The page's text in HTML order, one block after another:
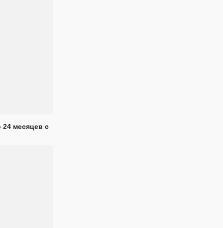
месяцев с